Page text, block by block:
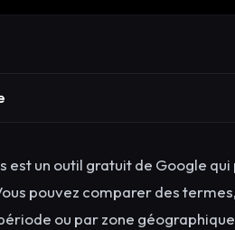
est un outil gratuit de Google
pouvez comparer des
ou par zone